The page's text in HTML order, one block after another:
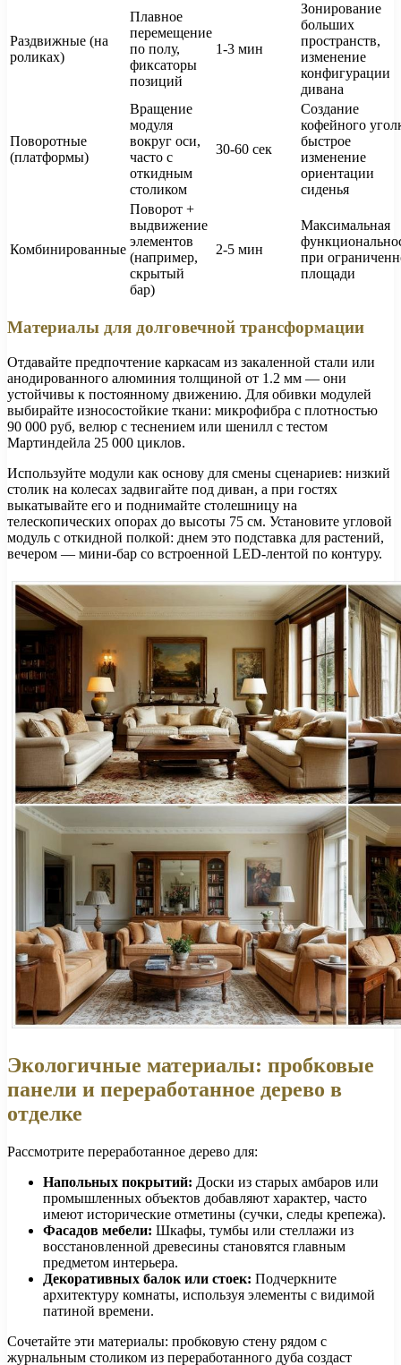
Раздвижные (на
роликах)
Плавное
перемещение
по полу,
фиксаторы
позиций
1-3 мин
Зонирование
больших
пространств,
изменение
конфигурации
дивана
Поворотные
(платформы)
Вращение
модуля
вокруг оси,
часто с
откидным
столиком
30-60 сек
Создание
кофейного
быстрое
изменение
ориентации
сиденья
Комбинированные
Поворот +
выдвижение
элементов
(например,
скрытый
бар)
2-5 мин
Максимальная
при
площади
Материалы для долговечной трансформации
Отдавайте предпочтение каркасам из закаленной стали или
анодированного алюминия толщиной от 1.2 мм — они
устойчивы к постоянному движению. Для обивки модулей
выбирайте износостойкие ткани: микрофибра с плотностью
90 000 руб, велюр с теснением или шенилл с тестом
Мартиндейла 25 000 циклов.
Используйте модули как основу для смены сценариев: низкий
столик на колесах задвигайте под диван, а при гостях
выкатывайте его и поднимайте столешницу на
телескопических опорах до высоты 75 см. Установите угловой
модуль с откидной полкой: днем это подставка для растений,
вечером — мини-бар со встроенной LED-лентой по контуру.
Экологичные материалы: пробковые
панели и переработанное дерево в
отделке
Рассмотрите переработанное дерево для:
Напольных покрытий: Доски из старых амбаров или
промышленных объектов добавляют характер, часто
имеют исторические отметины (сучки, следы крепежа).
Фасадов мебели: Шкафы, тумбы или стеллажи из
восстановленной древесины становятся главным
предметом интерьера.
Декоративных балок или стоек: Подчеркните
архитектуру комнаты, используя элементы с видимой
патиной времени.
Сочетайте эти материалы: пробковую стену рядом с
журнальным столиком из переработанного дуба создаст